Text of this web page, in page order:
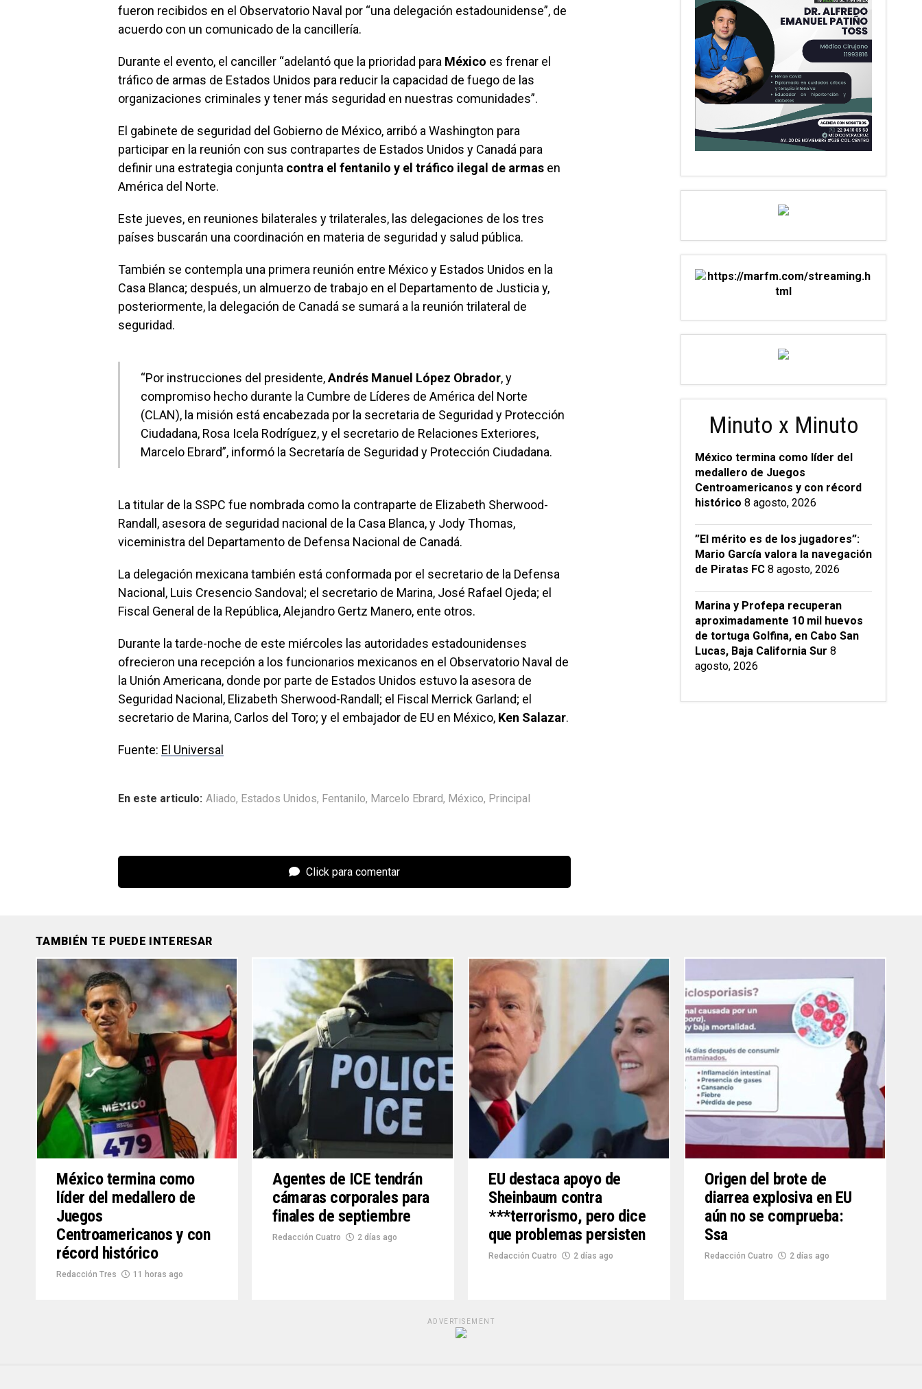
fueron recibidos en el Observatorio Naval por “una delegación estadounidense”, de
acuerdo con un comunicado de la cancillería.
Durante el evento, el canciller “adelantó que la prioridad para México es frenar el
tráfico de armas de Estados Unidos para reducir la capacidad de fuego de las
organizaciones criminales y tener más seguridad en nuestras comunidades”.
El gabinete de seguridad del Gobierno de México, arribó a Washington para
participar en la reunión con sus contrapartes de Estados Unidos y Canadá para
definir una estrategia conjunta contra el fentanilo y el tráfico ilegal de armas en
América del Norte.
Este jueves, en reuniones bilaterales y trilaterales, las delegaciones de los tres
países buscarán una coordinación en materia de seguridad y salud pública.
También se contempla una primera reunión entre México y Estados Unidos en la
Casa Blanca; después, un almuerzo de trabajo en el Departamento de Justicia y,
posteriormente, la delegación de Canadá se sumará a la reunión trilateral de
seguridad.
“Por instrucciones del presidente,Andrés Manuel López Obrador, y
compromiso hecho durante la Cumbre de Líderes de América del Norte
(CLAN), la misión está encabezada por la secretaria de Seguridad y Protección
Ciudadana, Rosa Icela Rodríguez, y el secretario de Relaciones Exteriores,
Marcelo Ebrard”, informó la Secretaría de Seguridad y Protección Ciudadana.
La titular de la SSPC fue nombrada como la contraparte de Elizabeth Sherwood-
Randall, asesora de seguridad nacional de la Casa Blanca, y Jody Thomas,
viceministra del Departamento de Defensa Nacional de Canadá.
La delegación mexicana también está conformada por el secretario de la Defensa
Nacional, Luis Cresencio Sandoval; el secretario de Marina, José Rafael Ojeda; el
Fiscal General de la República, Alejandro Gertz Manero, ente otros.
Durante la tarde-noche de este miércoles las autoridades estadounidenses
ofrecieron una recepción a los funcionarios mexicanos en el Observatorio Naval de
la Unión Americana, donde por parte de Estados Unidos estuvo la asesora de
Seguridad Nacional, Elizabeth Sherwood-Randall; el Fiscal Merrick Garland; el
secretario de Marina, Carlos del Toro; y el embajador de EU en México, Ken Salazar.
Fuente: El Universal
En este articulo: Aliado, Estados Unidos, Fentanilo, Marcelo Ebrard, México, Principal
Click para comentar
Minuto x Minuto
México termina como líder del
medallero de Juegos
Centroamericanos y con récord
histórico 8 agosto, 2026
”El mérito es de los jugadores”:
Mario García valora la navegación
de Piratas FC 8 agosto, 2026
Marina y Profepa recuperan
aproximadamente 10 mil huevos
de tortuga Golfina, en Cabo San
Lucas, Baja California Sur 8
agosto, 2026
TAMBIÉN TE PUEDE INTERESAR
México termina como
líder del medallero de
Juegos
Centroamericanos y con
récord histórico
Redacción Tres 11 horas ago
Agentes de ICE tendrán
cámaras corporales para
finales de septiembre
Redacción Cuatro 2 días ago
EU destaca apoyo de
Sheinbaum contra
***terrorismo, pero dice
que problemas persisten
Redacción Cuatro 2 días ago
Origen del brote de
diarrea explosiva en EU
aún no se comprueba:
Ssa
Redacción Cuatro 2 días ago
ADVERTISEMENT